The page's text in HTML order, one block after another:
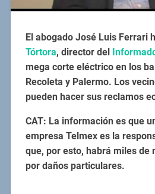
El abogado José Luis Ferrari
Tórtora, director del
mega corte eléctrico en los
Recoleta y Palermo. Los
pueden hacer sus reclamos
CAT: La información es que
empresa Telmex es la
que, por esto, habrá miles de
por daños particulares.